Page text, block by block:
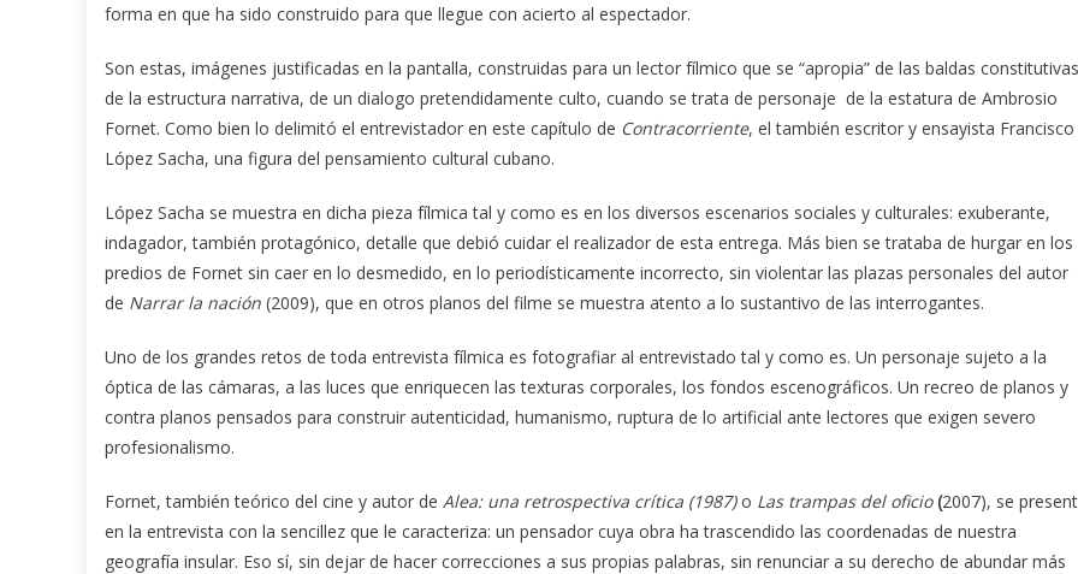
forma en que ha sido construido para que llegue con acierto al espectador.
Son estas, imágenes justificadas en la pantalla, construidas para un lector fílmico que se “apropia” de las baldas constitutivas
de la estructura narrativa, de un dialogo pretendidamente culto, cuando se trata de personaje de la estatura de Ambrosio
Fornet. Como bien lo delimitó el entrevistador en este capítulo de Contracorriente, el también escritor y ensayista Francisco
López Sacha, una figura del pensamiento cultural cubano.
López Sacha se muestra en dicha pieza fílmica tal y como es en los diversos escenarios sociales y culturales: exuberante,
indagador, también protagónico, detalle que debió cuidar el realizador de esta entrega. Más bien se trataba de hurgar en los
predios de Fornet sin caer en lo desmedido, en lo periodísticamente incorrecto, sin violentar las plazas personales del autor
de Narrar la nación (2009), que en otros planos del filme se muestra atento a lo sustantivo de las interrogantes.
Uno de los grandes retos de toda entrevista fílmica es fotografiar al entrevistado tal y como es. Un personaje sujeto a la
óptica de las cámaras, a las luces que enriquecen las texturas corporales, los fondos escenográficos. Un recreo de planos y
contra planos pensados para construir autenticidad, humanismo, ruptura de lo artificial ante lectores que exigen severo
profesionalismo.
Fornet, también teórico del cine y autor de Alea: una retrospectiva crítica (1987)o Las trampas del oficio(2007), se
en la entrevista con la sencillez que le caracteriza: un pensador cuya obra ha trascendido las coordenadas de nuestra
geografía insular. Eso sí, sin dejar de hacer correcciones a sus propias palabras, sin renunciar a su derecho de abundar más